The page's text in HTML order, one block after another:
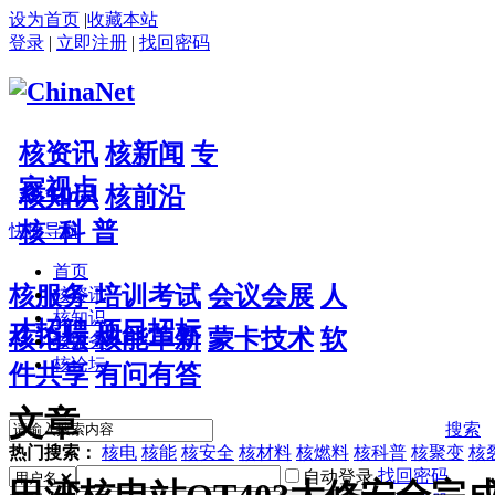
设为首页 |收藏本站
登录 | 立即注册 | 找回密码
核资讯 核新闻 专
家视点
核知识 核前沿
核 科 普
核服务 培训考试 会议会展 人
才招聘 项目招标
核论坛 核能革新 蒙卡技术 软
件共享 有问有答
搜索
热门搜索： 核电 核能 核安全 核材料 核燃料 核科普 核聚变 核
自动登录 找回密码
快捷导航
首页
核资讯
核知识
核服务
核论坛
文章